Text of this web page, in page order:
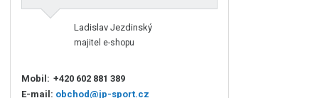
Ladislav Jezdinský
majitel e-shopu
Mobil: +420 602 881 389
E-mail: obchod@jp-sport.cz